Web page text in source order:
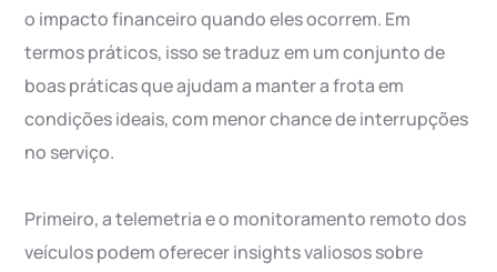
o impacto financeiro quando eles ocorrem. Em
termos práticos, isso se traduz em um conjunto de
boas práticas que ajudam a manter a frota em
condições ideais, com menor chance de interrupções
no serviço.
Primeiro, a telemetria e o monitoramento remoto dos
veículos podem oferecer insights valiosos sobre